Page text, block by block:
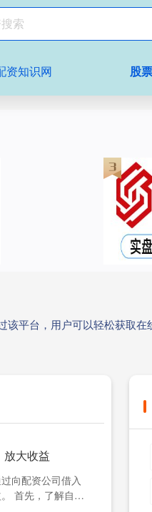
资知识网 股
平台，用户可以轻松获取
放大收益
向配资公司借入
首先，了解自身